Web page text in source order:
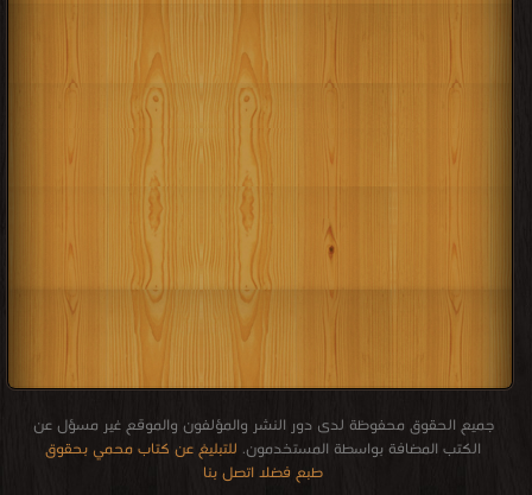
جميع الحقوق محفوظة لدى دور النشر والمؤلفون والموقع غير مسؤل عن
الكتب المضافة بواسطة المستخدمون. للتبليغ عن كتاب محمي بحقوق
طبع فضلا اتصل بنا